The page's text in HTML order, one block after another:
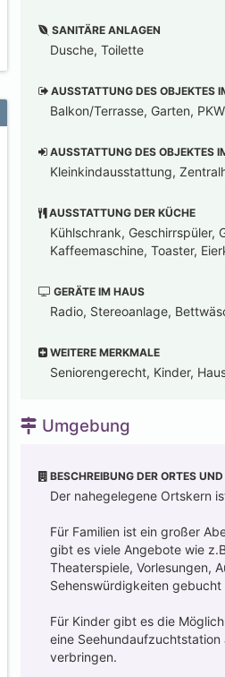
SANITÄRE ANLAGEN
Dusche, Toilette
AUSSTATTUNG DES OBJEKTES
Balkon/Terrasse, Garten,
AUSSTATTUNG DES OBJEKTES
Kleinkindausstattung,
AUSSTATTUNG DER KÜCHE
Kühlschrank, Geschirrspüler,
Kaffeemaschine, Toaster,
GERÄTE IM HAUS
Radio, Stereoanlage,
WEITERE MERKMALE
Seniorengerecht, Kinder,
Umgebung
BESCHREIBUNG DER ORTES
Der nahegelegene Ortskern
Für Familien ist ein großer
gibt es viele Angebote wie
Theaterspiele, Vorlesungen,
Sehenswürdigkeiten gebucht
Für Kinder gibt es die
eine
verbringen.